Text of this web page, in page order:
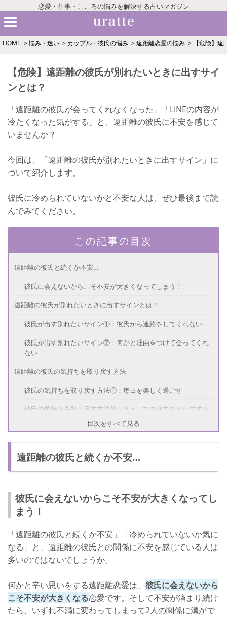
恋愛・仕事・こころの悩みを解決する占いマガジン
HOME 悩み・迷い カップル・彼氏の悩み 遠距離恋愛の悩み 【危険】
【危険】遠距離の彼氏が別れたいときに出すサイ
ンとは？
「遠距離の彼氏が会ってくれなくなった」「LINEの内容が
冷たくなった気がする」と、遠距離の彼氏に不安を感じて
いませんか？
今回は、「遠距離の彼氏が別れたいときに出すサイン」に
ついて紹介します。
彼氏に冷められていないかと不安な人は、ぜひ最後まで読
んでみてください。
この記事の目次
遠距離の彼氏と続くか不安…
彼氏に会えないからこそ不安が大きくなってしまう！
遠距離の彼氏が別れたいときに出すサインとは？
彼氏が出す別れたいサイン①：彼氏から連絡をしてくれない
彼氏が出す別れたいサイン②：何かと理由をつけて会ってくれ
ない
遠距離の彼氏の気持ちを取り戻す方法
彼氏の気持ちを取り戻す方法①：毎日を楽しく過ごす
彼氏の気持ちを取り戻す方法②：女としての魅力をアップする
別れたいときに出すサインに早く気づくには？
遠距離恋愛は気持ちが離れやすく難しい！
目次をすべて見る
遠距離の彼氏と続くか不安…
彼氏に会えないからこそ不安が大きくなってし
まう！
「遠距離の彼氏と続くか不安」「冷められていないか気に
なる」と、遠距離の彼氏との関係に不安を感じている人は
多いのではないでしょうか。
何かと辛い思いをする遠距離恋愛は、 彼氏に会えないから
こそ不安が大きくなる恋愛です。そして不安が溜まり続け
たら、いずれ不満に変わってしまって2人の関係に溝がで